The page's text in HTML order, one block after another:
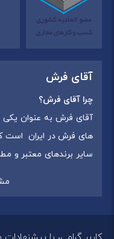
آقای فرش
چرا آقای فرش؟
آقای فرش به عنوان یکی
های فرش در ایران است
سایر برندهای معتبر و